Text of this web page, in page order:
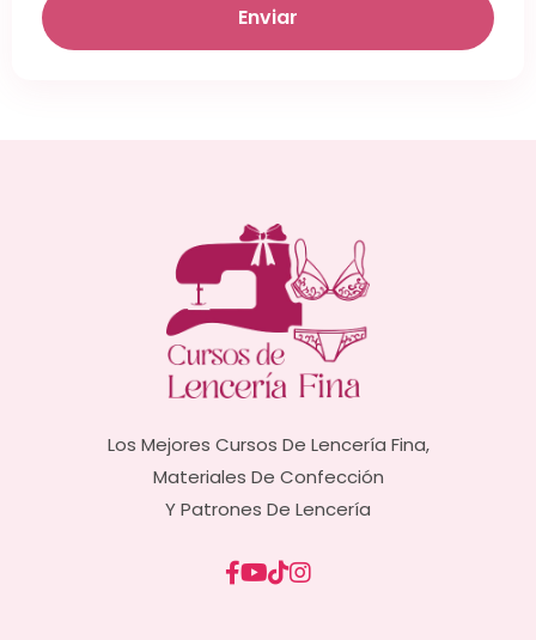
Enviar
Los Mejores Cursos De Lencería Fina,
Materiales De Confección
Y Patrones De Lencería